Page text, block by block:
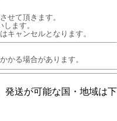
せて頂きます。
ます。
キャンセルとなります。
かる場合があります。
発送が可能な国・地域は下